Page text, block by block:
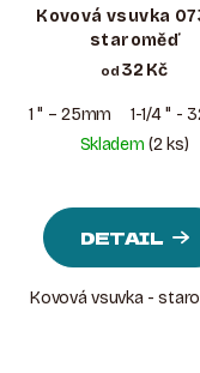
Kovová vsuvka
staroměď
od 32 Kč
1 " – 25mm 1-1/4 " -
Skladem(2 ks)
DETAIL
Kovová vsuvka -